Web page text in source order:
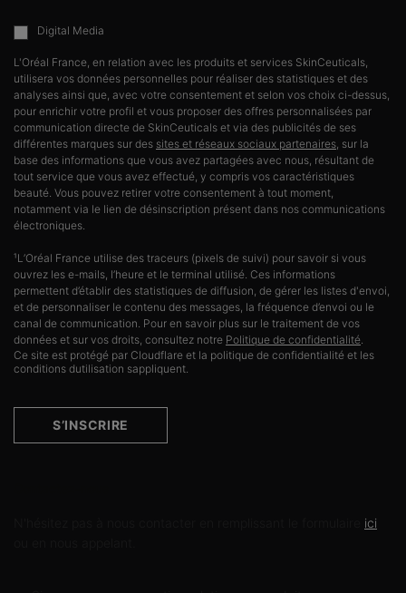
Digital Media
L'Oréal France, en relation avec les produits et services SkinCeuticals,
utilisera vos données personnelles pour réaliser des statistiques et des
analyses ainsi que, avec votre consentement et selon vos choix ci-dessus,
pour enrichir votre profil et vous proposer des offres personnalisées par
communication directe de SkinCeuticals et via des publicités de ses
différentes marques sur des sites et réseaux sociaux partenaires, sur la
base des informations que vous avez partagées avec nous, résultant de
tout service que vous avez effectué, y compris vos caractéristiques
beauté. Vous pouvez retirer votre consentement à tout moment,
notamment via le lien de désinscription présent dans nos communications
électroniques.
¹L’Oréal France utilise des traceurs (pixels de suivi) pour savoir si vous
ouvrez les e-mails, l’heure et le terminal utilisé. Ces informations
permettent d’établir des statistiques de diffusion, de gérer les listes d'envoi,
et de personnaliser le contenu des messages, la fréquence d’envoi ou le
canal de communication. Pour en savoir plus sur le traitement de vos
données et sur vos droits, consultez notre Politique de confidentialité.
Ce site est protégé par Cloudflare et la politique de confidentialité et les
conditions dutilisation sappliquent.
S’INSCRIRE
ici